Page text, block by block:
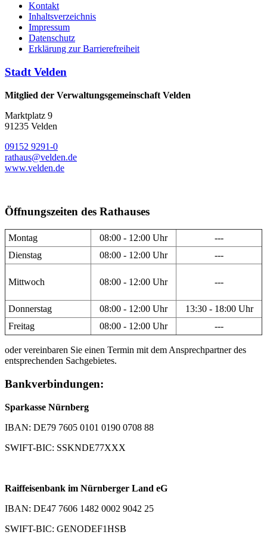
Kontakt
Inhaltsverzeichnis
Impressum
Datenschutz
Erklärung zur Barrierefreiheit
Stadt Velden
Mitglied der Verwaltungsgemeinschaft Velden
Marktplatz 9
91235 Velden
09152 9291-0
rathaus@velden.de
www.velden.de
Öffnungszeiten des Rathauses
Montag 08:00 - 12:00 Uhr
---
Dienstag
08:00 - 12:00 Uhr ---
Mittwoch 08:00 - 12:00 Uhr ---
Donnerstag 08:00 - 12:00 Uhr
13:30 - 18:00 Uhr
Freitag
08:00 - 12:00 Uhr ---
oder vereinbaren Sie einen Termin mit dem Ansprechpartner des
entsprechenden Sachgebietes.
Bankverbindungen:
Sparkasse Nürnberg
IBAN: DE79 7605 0101 0190 0708 88
SWIFT-BIC: SSKNDE77XXX
Raiffeisenbank im Nürnberger Land eG
IBAN: DE47 7606 1482 0002 9042 25
SWIFT-BIC: GENODEF1HSB